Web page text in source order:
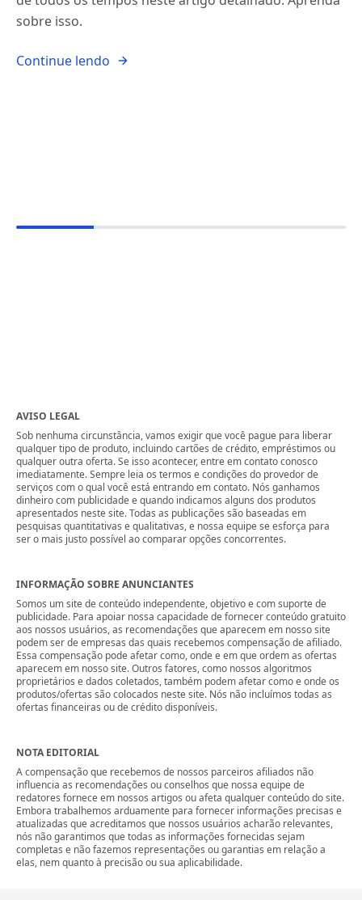
sobre isso.
Continue lendo
AVISO LEGAL
Sob nenhuma circunstância, vamos exigir que você pague para liberar
qualquer tipo de produto, incluindo cartões de crédito, empréstimos ou
qualquer outra oferta. Se isso acontecer, entre em contato conosco
imediatamente. Sempre leia os termos e condições do provedor de
serviços com o qual você está entrando em contato. Nós ganhamos
dinheiro com publicidade e quando indicamos alguns dos produtos
apresentados neste site. Todas as publicações são baseadas em
pesquisas quantitativas e qualitativas, e nossa equipe se esforça para
ser o mais justo possível ao comparar opções concorrentes.
INFORMAÇÃO SOBRE ANUNCIANTES
Somos um site de conteúdo independente, objetivo e com suporte de
publicidade. Para apoiar nossa capacidade de fornecer conteúdo gratuito
aos nossos usuários, as recomendações que aparecem em nosso site
podem ser de empresas das quais recebemos compensação de afiliado.
Essa compensação pode afetar como, onde e em que ordem as ofertas
aparecem em nosso site. Outros fatores, como nossos algoritmos
proprietários e dados coletados, também podem afetar como e onde os
produtos/ofertas são colocados neste site. Nós não incluímos todas as
ofertas financeiras ou de crédito disponíveis.
NOTA EDITORIAL
A compensação que recebemos de nossos parceiros afiliados não
influencia as recomendações ou conselhos que nossa equipe de
redatores fornece em nossos artigos ou afeta qualquer conteúdo do site.
Embora trabalhemos arduamente para fornecer informações precisas e
atualizadas que acreditamos que nossos usuários acharão relevantes,
nós não garantimos que todas as informações fornecidas sejam
completas e não fazemos representações ou garantias em relação a
elas, nem quanto à precisão ou sua aplicabilidade.